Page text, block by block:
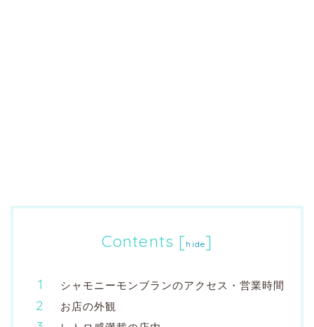
Contents [hide]
シャモニーモンブランのアクセス・営業時間
お店の外観